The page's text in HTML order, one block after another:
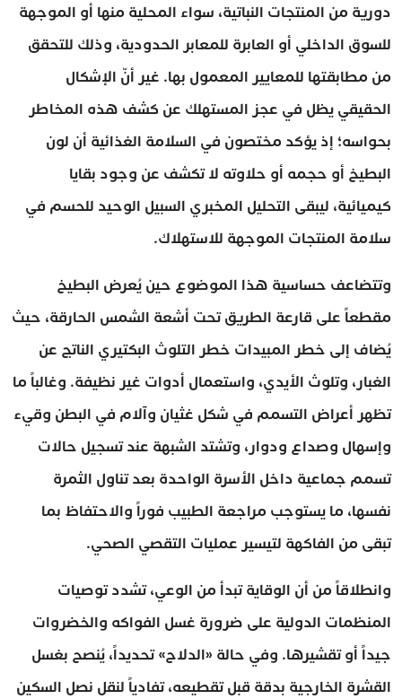
دورية من المنتجات النباتية، سواء المحلية منها أو الموجهة
للسوق الداخلي أو العابرة للمعابر الحدودية، وذلك للتحقق
من مطابقتها للمعايير المعمول بها. غير أنّ الإشكال
الحقيقي يظل في عجز المستهلك عن كشف هذه المخاطر
بحواسه؛ إذ يؤكد مختصون في السلامة الغذائية أن لون
البطيخ أو حجمه أو حلاوته لا تكشف عن وجود بقايا
كيميائية، ليبقى التحليل المخبري السبيل الوحيد للحسم في
سلامة المنتجات الموجهة للاستهلاك.
وتتضاعف حساسية هذا الموضوع حين يُعرض البطيخ
مقطعاً على قارعة الطريق تحت أشعة الشمس الحارقة، حيث
يُضاف إلى خطر المبيدات خطر التلوث البكتيري الناتج عن
الغبار، وتلوث الأيدي، واستعمال أدوات غير نظيفة. وغالباً ما
تظهر أعراض التسمم في شكل غثيان وآلام في البطن وقيء
وإسهال وصداع ودوار، وتشتد الشبهة عند تسجيل حالات
تسمم جماعية داخل الأسرة الواحدة بعد تناول الثمرة
نفسها، ما يستوجب مراجعة الطبيب فوراً والاحتفاظ بما
تبقى من الفاكهة لتيسير عمليات التقصي الصحي.
وانطلاقاً من أن الوقاية تبدأ من الوعي، تشدد توصيات
المنظمات الدولية على ضرورة غسل الفواكه والخضروات
جيداً أو تقشيرها. وفي حالة «الدلاح» تحديداً، يُنصح بغسل
القشرة الخارجية بدقة قبل تقطيعه، تفادياً لنقل نصل السكين